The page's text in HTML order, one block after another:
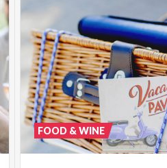
FOOD & WINE